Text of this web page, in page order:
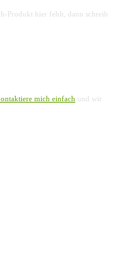
Produkt hier fehlt, dann schreib
mich einfach und wir